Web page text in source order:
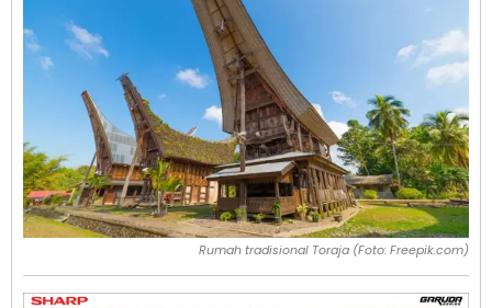
Rumah tradisional Toraja (Foto: Freepik.com)